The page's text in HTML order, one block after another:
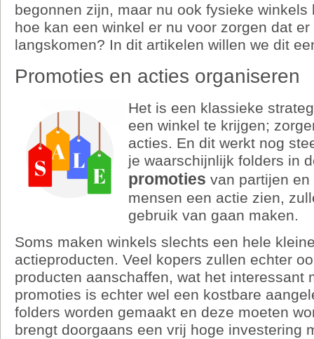
begonnen zijn, maar nu ook fysieke winkels
hoe kan een winkel er nu voor zorgen dat
langskomen? In dit artikelen willen we dit
Promoties en acties organiseren
Het is een klassieke
een winkel te krijgen;
acties. En dit werkt nog
je waarschijnlijk folders in
promoties van partijen
mensen een actie zien,
gebruik van gaan maken.
Soms maken winkels slechts een hele
actieproducten. Veel kopers zullen echter
producten aanschaffen, wat het interessant
promoties is echter wel een kostbare
folders worden gemaakt en deze moeten
brengt doorgaans een vrij hoge investering